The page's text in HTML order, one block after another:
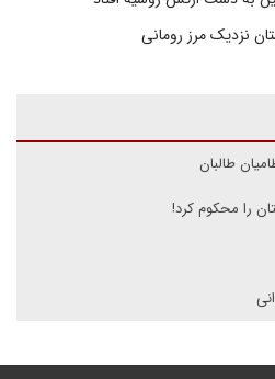
نزدیک مرز رومانی
طالبان
را محکوم کرد!